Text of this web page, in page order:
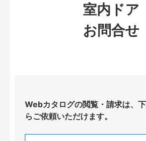
室内ドア
お問合せ
Webカタログの閲覧・請求は、
らご依頼いただけます。